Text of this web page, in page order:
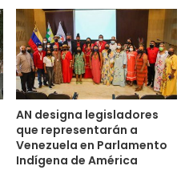
AN designa legisladores
que representarán a
Venezuela en Parlamento
Indígena de América